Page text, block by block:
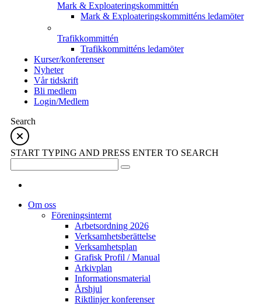
Mark & Exploateringskommittén
Mark & Exploateringskommitténs ledamöter
Trafikkommittén
Trafikkommitténs ledamöter
Kurser/konferenser
Nyheter
Vår tidskrift
Bli medlem
Login/Medlem
Search
START TYPING AND PRESS ENTER TO SEARCH
Om oss
Föreningsinternt
Arbetsordning 2026
Verksamhetsberättelse
Verksamhetsplan
Grafisk Profil / Manual
Arkivplan
Informationsmaterial
Årshjul
Riktlinjer konferenser